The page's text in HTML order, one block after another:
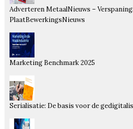
Adverteren MetaalNieuws –
PlaatBewerkingsNieuws
Marketing Benchmark 2025
Serialisatie: De basis voor de